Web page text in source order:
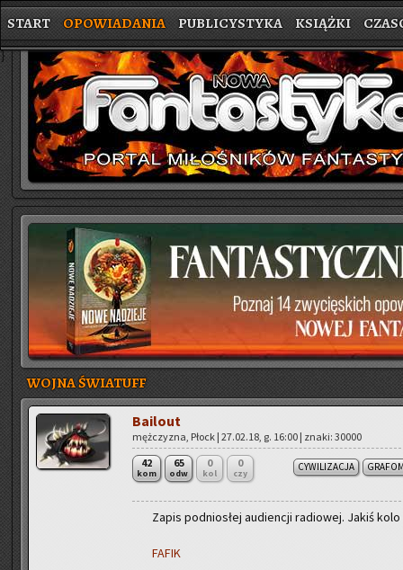
START OPOWIADANIA PUBLICYSTYKA KSIĄŻKI
}
WOJNA ŚWIATUFF
Ba­ilo­ut
męż­czy­zna, Płock | 27.02.18, g. 16:00 | znaki: 30000
42
kom
65
odw
0
kol
0
czy
CYWILIZACJA
Zapis pod­nio­słej au­dien­cji ra­dio­wej. Jakiś
FAFIK